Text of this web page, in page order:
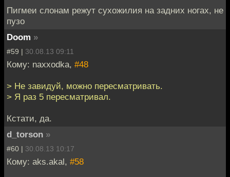
Пигмеи слонам режут сухожилия на задних ногах, не
пузо
Doom »
#59 | 30.08.13 09:11
Кому: naxxodka, #48
> Не завидуй, можно пересматривать.
> Я раз 5 пересматривал.
Кстати, да.
d_torson »
#60 | 30.08.13 10:17
Кому: aks.akal, #58